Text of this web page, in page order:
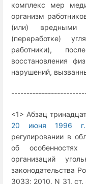
комплекс мер
организм
(или) вредными
(переработке)
работники),
восстановления
нарушений,
<1> Абзац
20 июня 1996
регулировании в
об особенностях
организаций
законодательства
3033; 2010, N 31,